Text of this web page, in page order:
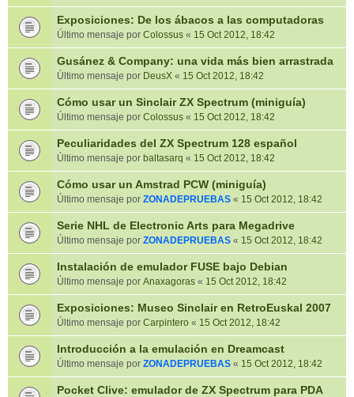
Exposiciones: De los ábacos a las computadoras
Último mensaje por Colossus « 15 Oct 2012, 18:42
Gusánez & Company: una vida más bien arrastrada
Último mensaje por DeusX « 15 Oct 2012, 18:42
Cómo usar un Sinclair ZX Spectrum (miniguía)
Último mensaje por Colossus « 15 Oct 2012, 18:42
Peculiaridades del ZX Spectrum 128 español
Último mensaje por baltasarq « 15 Oct 2012, 18:42
Cómo usar un Amstrad PCW (miniguía)
Último mensaje por ZONADEPRUEBAS « 15 Oct 2012, 18:42
Serie NHL de Electronic Arts para Megadrive
Último mensaje por ZONADEPRUEBAS « 15 Oct 2012, 18:42
Instalación de emulador FUSE bajo Debian
Último mensaje por Anaxagoras « 15 Oct 2012, 18:42
Exposiciones: Museo Sinclair en RetroEuskal 2007
Último mensaje por Carpintero « 15 Oct 2012, 18:42
Introducción a la emulación en Dreamcast
Último mensaje por ZONADEPRUEBAS « 15 Oct 2012, 18:42
Pocket Clive: emulador de ZX Spectrum para PDA